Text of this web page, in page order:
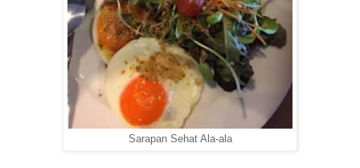
Sarapan Sehat Ala-ala